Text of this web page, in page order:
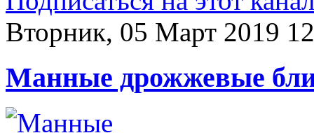
Вторник, 05 Март 2019
Манные дрожжевые